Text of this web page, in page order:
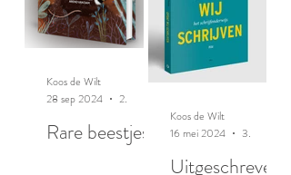
Rare beestjes
Koos de Wilt
28 sep 2024
2 minuten om te lezen
Uitgeschreven
Koos de Wilt
16 mei 2024
3 minuten om te lezen